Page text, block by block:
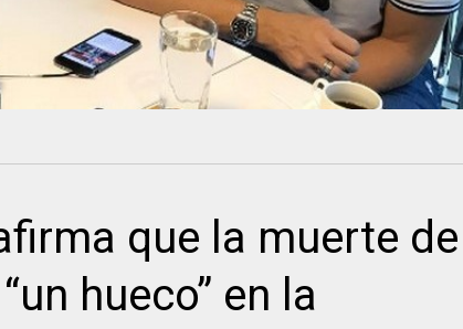
que la muerte de
hueco” en la